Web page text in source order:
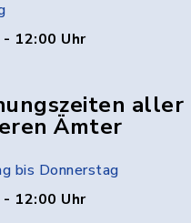
12:00 Uhr
aller
Ämter
bis Donnerstag
12:00 Uhr